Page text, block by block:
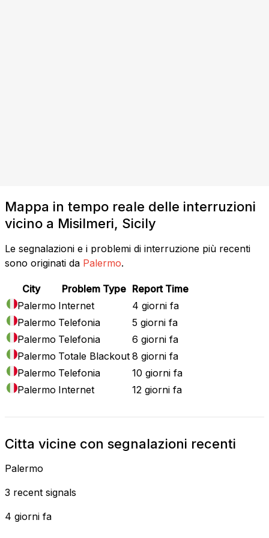
Mappa in tempo reale delle interruzioni
vicino a Misilmeri, Sicily
Le segnalazioni e i problemi di interruzione più recenti
sono originati da Palermo.
City Problem Type Report Time
Palermo Internet
4 giorni fa
Palermo Telefonia
5 giorni fa
Palermo Telefonia
6 giorni fa
Palermo Totale Blackout 8 giorni fa
Palermo Telefonia
10 giorni fa
Palermo Internet 12 giorni fa
Citta vicine con segnalazioni recenti
Palermo
3 recent signals
4 giorni fa